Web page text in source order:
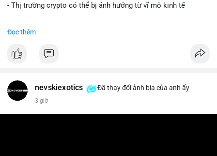
- Thị trường crypto có thể bị ảnh hưởng từ vĩ mô kinh tế
Đọc thêm
nevskiexotics Đã thay đổi ảnh bìa của anh ấy
3 giờ